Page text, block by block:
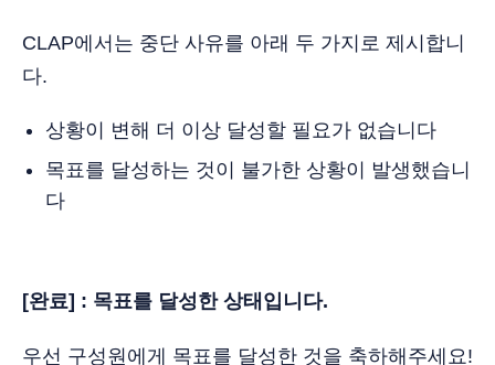
CLAP에서는 중단 사유를 아래 두 가지로 제시합니
다.
상황이 변해 더 이상 달성할 필요가 없습니다
목표를 달성하는 것이 불가한 상황이 발생했습니
다
[완료] : 목표를 달성한 상태입니다.
우선 구성원에게 목표를 달성한 것을 축하해주세요!